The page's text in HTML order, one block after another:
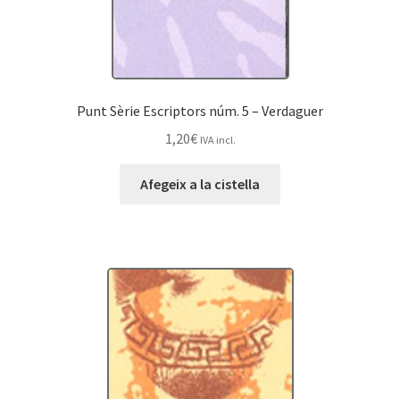
Punt Sèrie Escriptors núm. 5 – Verdaguer
1,20€ IVA incl.
Afegeix a la cistella